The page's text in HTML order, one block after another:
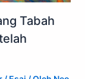
Tabah